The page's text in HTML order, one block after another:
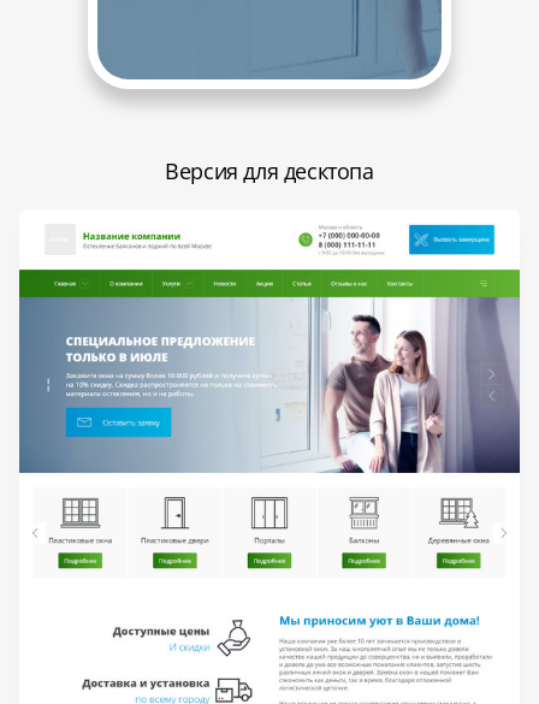
Версия для десктопа